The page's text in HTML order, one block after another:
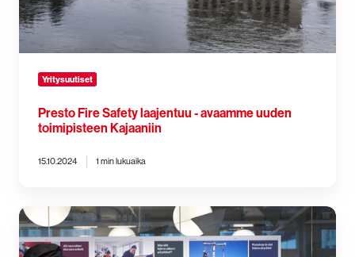
Yritysuutiset
Presto Fire Safety laajentuu - avaamme uuden
toimipisteen Kajaaniin
15.10.2024 1 min lukuaika
Presto
vahvistaa
organisaatiotaan